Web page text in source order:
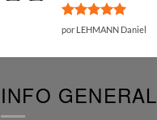
Valorado
por LEHMANN Daniel
INFO GENERAL